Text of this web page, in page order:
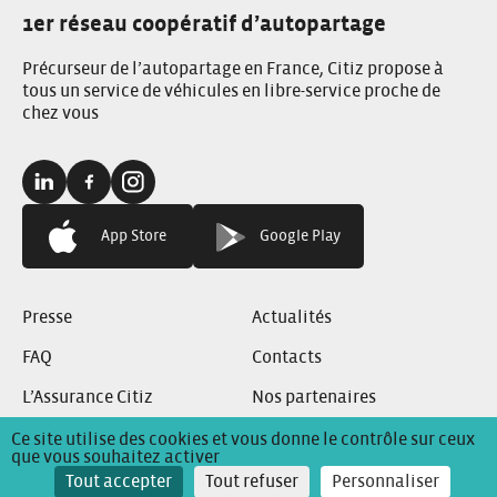
1er réseau coopératif d’autopartage
Précurseur de l’autopartage en France, Citiz propose à
tous un service de véhicules en libre-service proche de
chez vous
Linkedin:Facebook:Instagram:
App Store Google Play
Presse
FAQ
L’Assurance Citiz
Actualités
Contacts
Nos partenaires
Conditions Générales de Location
Mentions Légales
Politique de confidentialité
Conditions Générales d’Utilisation
Ce site utilise des cookies et vous donne le contrôle sur ceux
que vous souhaitez activer
Tout accepter
Tout refuser Personnaliser